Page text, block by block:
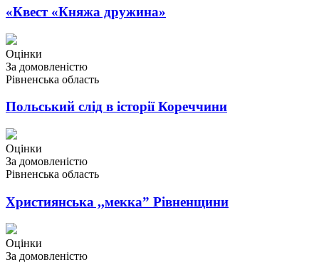
«Квест «Княжа дружина»
Оцінки
За домовленістю
Рівненська область
Польський слід в історії Кореччини
Оцінки
За домовленістю
Рівненська область
Християнська ,,мекка” Рівненщини
Оцінки
За домовленістю